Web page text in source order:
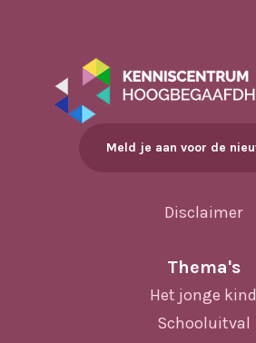
Meld je aan voor de
Disclaimer
Thema's
Het jonge kind
Schooluitval